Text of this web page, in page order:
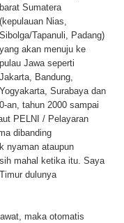
barat Sumatera
(kepulauan Nias,
Sibolga/Tapanuli, Padang)
yang akan menuju ke
pulau Jawa seperti
Jakarta, Bandung,
Yogyakarta, Surabaya dan
an, tahun 2000 sampai
PELNI / Pelayaran
dibanding
nyaman ataupun
mahal ketika itu. Saya
dulunya
maka otomatis